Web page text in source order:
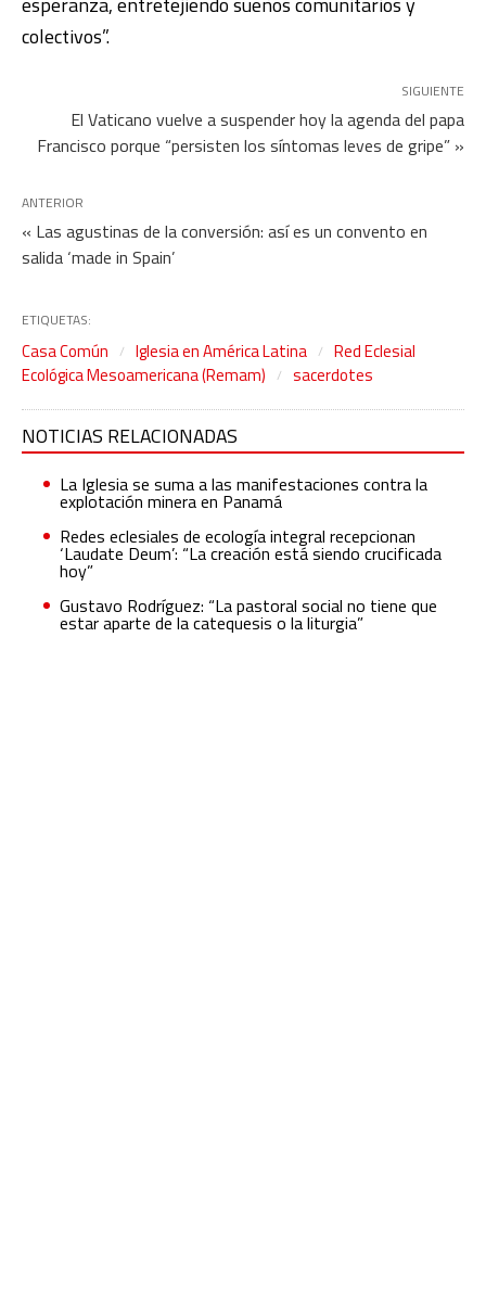
colectivos”.
SIGUIENTE
El Vaticano vuelve a suspender hoy la agenda del papa
Francisco porque “persisten los síntomas leves de gripe” »
ANTERIOR
« Las agustinas de la conversión: así es un convento en
salida ‘made in Spain’
ETIQUETAS:
Casa Común Iglesia en América Latina
Red Eclesial
Ecológica Mesoamericana (Remam)
sacerdotes
NOTICIAS RELACIONADAS
La Iglesia se suma a las manifestaciones contra la
explotación minera en Panamá
Redes eclesiales de ecología integral recepcionan
‘Laudate Deum’: “La creación está siendo crucificada
hoy”
Gustavo Rodríguez: “La pastoral social no tiene que
estar aparte de la catequesis o la liturgia”